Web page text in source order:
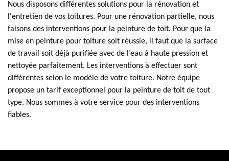
Nous disposons différentes solutions pour la rénovation et
l'entretien de vos toitures. Pour une rénovation partielle, nous
faisons des interventions pour la peinture de toit. Pour que la
mise en peinture pour toiture soit réussie, il faut que la surface
de travail soit déjà purifiée avec de l’eau à haute pression et
nettoyée parfaitement. Les interventions à effectuer sont
différentes selon le modèle de votre toiture. Notre équipe
propose un tarif exceptionnel pour la peinture de toit de tout
type. Nous sommes à votre service pour des interventions
fiables.